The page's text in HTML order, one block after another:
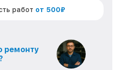
работ от 500₽
ремонту